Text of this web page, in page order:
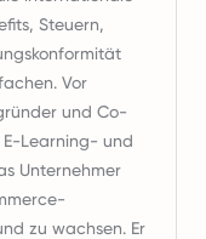
Steuern,
Vor
und Co-
E-Learning- und
Unternehmer
zu wachsen. Er